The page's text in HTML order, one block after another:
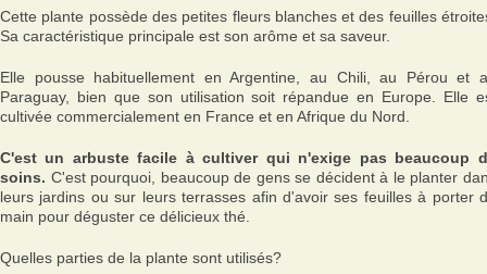
Cette plante possède des petites fleurs blanches et des feuilles
Sa caractéristique principale est son arôme et sa saveur.
Elle pousse habituellement en Argentine, au Chili, au Pérou et
Paraguay, bien que son utilisation soit répandue en Europe. Elle
cultivée commercialement en France et en Afrique du Nord.
C'est un arbuste facile à cultiver qui n'exige pas beaucoup
soins. C'est pourquoi, beaucoup de gens se décident à le planter
leurs jardins ou sur leurs terrasses afin d'avoir ses feuilles à porter
main pour déguster ce délicieux thé.
Quelles parties de la plante sont utilisés?